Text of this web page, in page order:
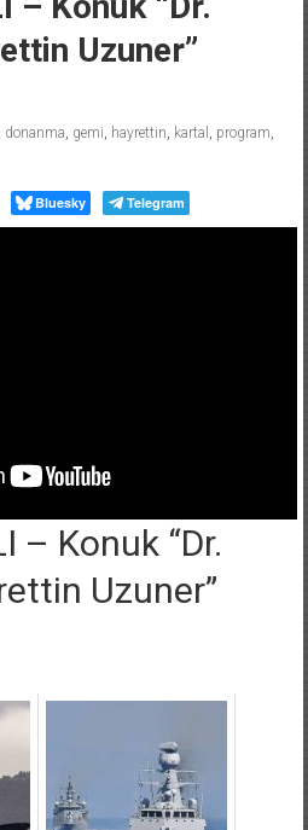
Uzuner”
donanma, gemi, hayrettin, kartal , program,
Bluesky Telegram
– Konuk “Dr.
Uzuner”